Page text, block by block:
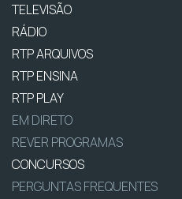
TELEVISÃO
RÁDIO
RTP ARQUIVOS
RTP ENSINA
RTP PLAY
EM DIRETO
REVER PROGRAMAS
CONCURSOS
PERGUNTAS FREQUENTES